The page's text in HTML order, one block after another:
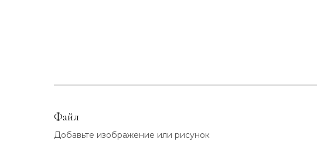
Файл
Добавьте изображение или рисунок